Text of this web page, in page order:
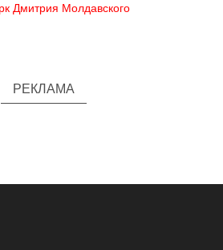
Дмитрия Молдавского
РЕКЛАМА